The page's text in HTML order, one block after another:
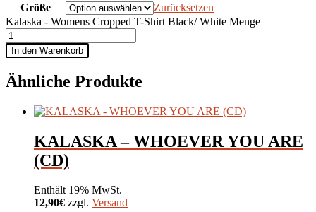
Größe
Zurücksetzen
Kalaska - Womens Cropped T-Shirt Black/ White Menge
In den Warenkorb
Ähnliche Produkte
KALASKA – WHOEVER YOU ARE
(CD)
Enthält 19% MwSt.
12,90€ zzgl. Versand